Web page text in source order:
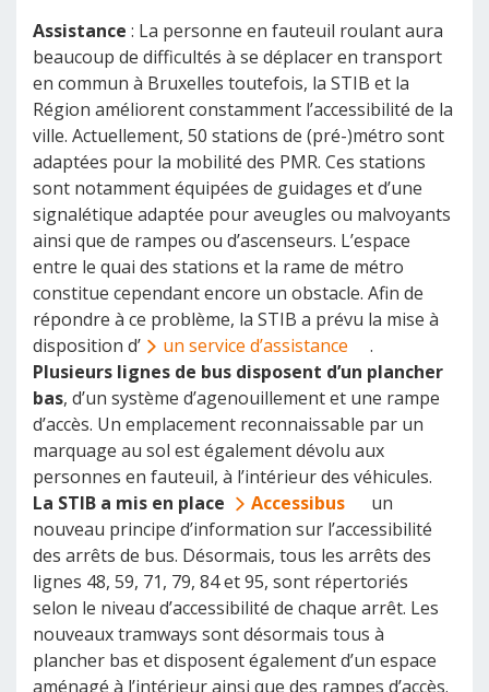
Assistance : La personne en fauteuil roulant aura
beaucoup de difficultés à se déplacer en transport
en commun à Bruxelles toutefois, la STIB et la
Région améliorent constamment l’accessibilité de la
ville. Actuellement, 50 stations de (pré-)métro sont
adaptées pour la mobilité des PMR. Ces stations
sont notamment équipées de guidages et d’une
signalétique adaptée pour aveugles ou malvoyants
ainsi que de rampes ou d’ascenseurs. L’espace
entre le quai des stations et la rame de métro
constitue cependant encore un obstacle. Afin de
répondre à ce problème, la STIB a prévu la mise à
disposition d’
un service d’assistance
.
Plusieurs lignes de bus disposent d’un plancher
bas, d’un système d’agenouillement et une rampe
d’accès. Un emplacement reconnaissable par un
marquage au sol est également dévolu aux
personnes en fauteuil, à l’intérieur des véhicules.
La STIB a mis en place
Accessibus
un
nouveau principe d’information sur l’accessibilité
des arrêts de bus. Désormais, tous les arrêts des
lignes 48, 59, 71, 79, 84 et 95, sont répertoriés
selon le niveau d’accessibilité de chaque arrêt. Les
nouveaux tramways sont désormais tous à
plancher bas et disposent également d’un espace
aménagé à l’intérieur ainsi que des rampes d’accès.